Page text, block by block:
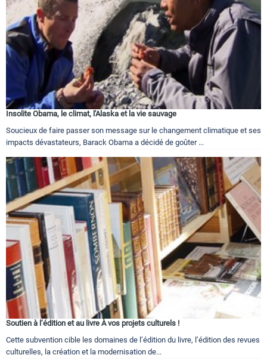
Insolite Obama, le climat, l'Alaska et la vie sauvage
Soucieux de faire passer son message sur le changement climatique et ses
impacts dévastateurs, Barack Obama a décidé de goûter ...
Soutien à l’édition et au livre À vos projets culturels !
Cette subvention cible les domaines de l’édition du livre, l’édition des revues
culturelles, la création et la modernisation de...